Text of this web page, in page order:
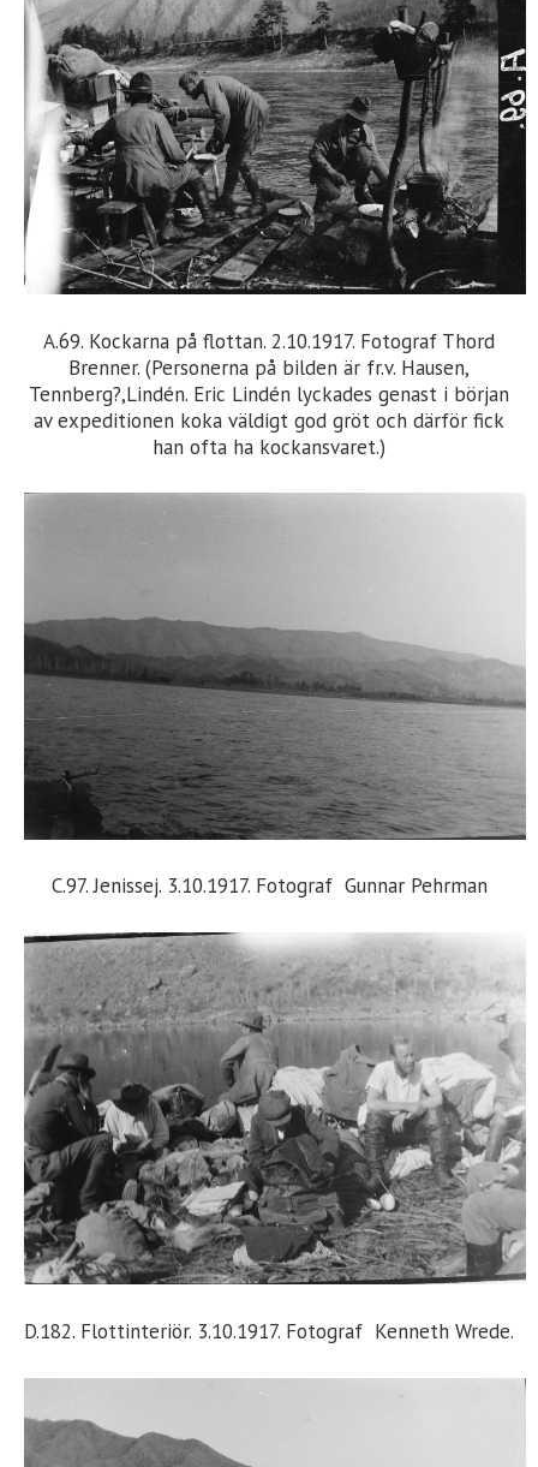
A.69. Kockarna på flottan. 2.10.1917. Fotograf Thord
Brenner. (Personerna på bilden är fr.v. Hausen,
Tennberg?,Lindén. Eric Lindén lyckades genast i början
av expeditionen koka väldigt god gröt och därför fick
han ofta ha kockansvaret.)
C.97. Jenissej. 3.10.1917. Fotograf Gunnar Pehrman
D.182. Flottinteriör. 3.10.1917. Fotograf Kenneth Wrede.